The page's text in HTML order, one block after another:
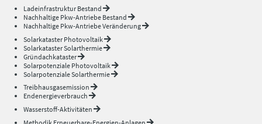
Ladeinfrastruktur Bestand
Nachhaltige Pkw-Antriebe Bestand
Nachhaltige Pkw-Antriebe Veränderung
Solarkataster Photovoltaik
Solarkataster Solarthermie
Gründachkataster
Solarpotenziale Photovoltaik
Solarpotenziale Solarthermie
Treibhausgasemission
Endenergieverbrauch
Wasserstoff-Aktivitäten